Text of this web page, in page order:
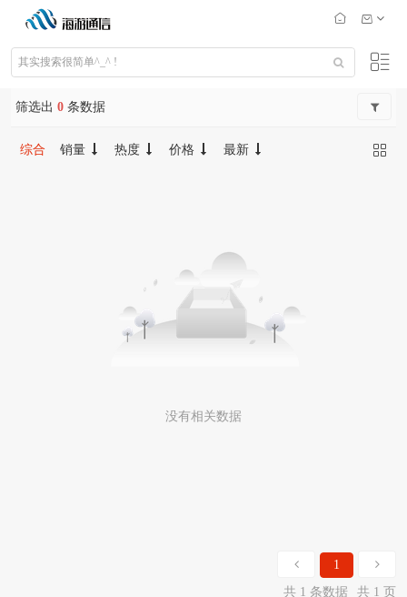
筛选出 0 条数据
综合 销量 热度 价格 最新
没有相关数据
1
共 1 条数据
共 1 页